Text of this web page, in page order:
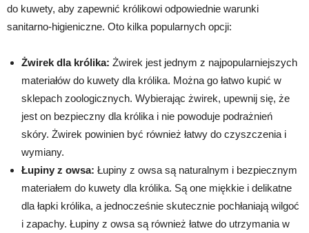
do kuwety, aby zapewnić królikowi odpowiednie warunki
sanitarno-higieniczne. Oto kilka popularnych opcji:
Żwirek dla królika: Żwirek jest jednym z najpopularniejszych
materiałów do kuwety dla królika. Można go łatwo kupić w
sklepach zoologicznych. Wybierając żwirek, upewnij się, że
jest on bezpieczny dla królika i nie powoduje podrażnień
skóry. Żwirek powinien być również łatwy do czyszczenia i
wymiany.
Łupiny z owsa: Łupiny z owsa są naturalnym i bezpiecznym
materiałem do kuwety dla królika. Są one miękkie i delikatne
dla łapki królika, a jednocześnie skutecznie pochłaniają wilgoć
i zapachy. Łupiny z owsa są również łatwe do utrzymania w